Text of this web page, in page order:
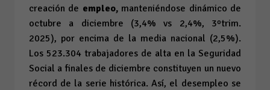
creación de empleo, manteniéndose dinámico de
octubre a diciembre (3,4%vs 2,4%, 3ºtrim.
2025), por encima de la media nacional (2,5%).
Los 523.304 trabajadores de alta en la Seguridad
Social a finales de diciembre constituyen un nuevo
récord de la serie histórica. Así, el desempleo se